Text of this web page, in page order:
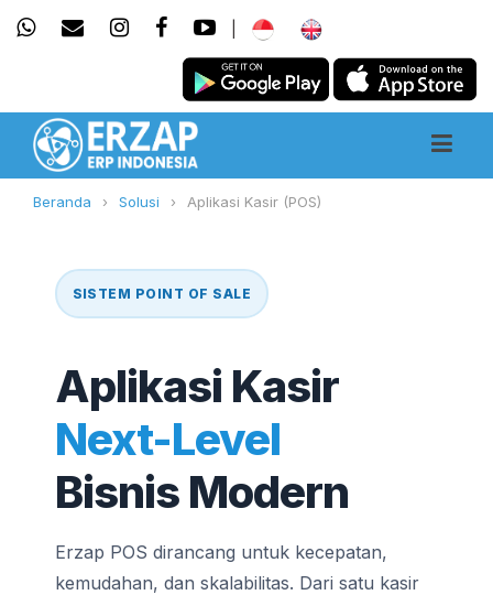
Beranda › Solusi › Aplikasi Kasir (POS)
SISTEM POINT OF SALE
Aplikasi Kasir
Next-Level
Bisnis Modern
Erzap POS dirancang untuk kecepatan,
kemudahan, dan skalabilitas. Dari satu kasir